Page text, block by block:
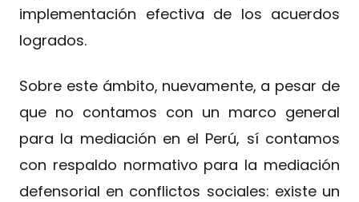
implementación efectiva de los acuerdos
logrados.
Sobre este ámbito, nuevamente, a pesar de
que no contamos con un marco general
para la mediación en el Perú, sí contamos
con respaldo normativo para la mediación
defensorial en conflictos sociales: existe un